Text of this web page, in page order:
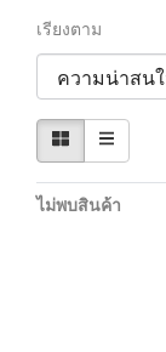
เรียงตาม
ไม่พบสินค้า